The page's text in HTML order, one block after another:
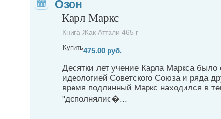
Озон
Карл Маркс
Книга Жак Аттали 465 г
Купить475.00 руб.
Десятки лет учение Карла Маркса
идеологией Советского Союза и ряда
время подлинный Маркс находился в
"дополнялис�...